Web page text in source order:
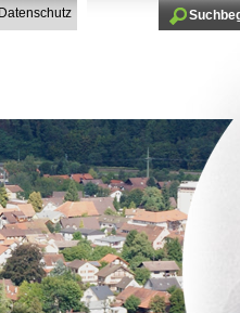
Datenschutz